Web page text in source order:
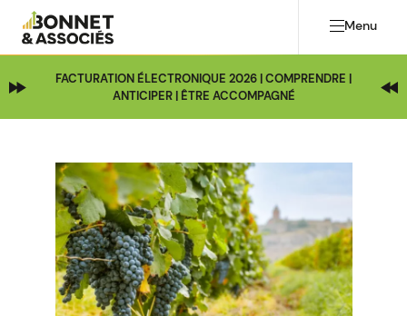
Menu
FACTURATION ÉLECTRONIQUE 2026 | COMPRENDRE |
ANTICIPER | ÊTRE ACCOMPAGNÉ